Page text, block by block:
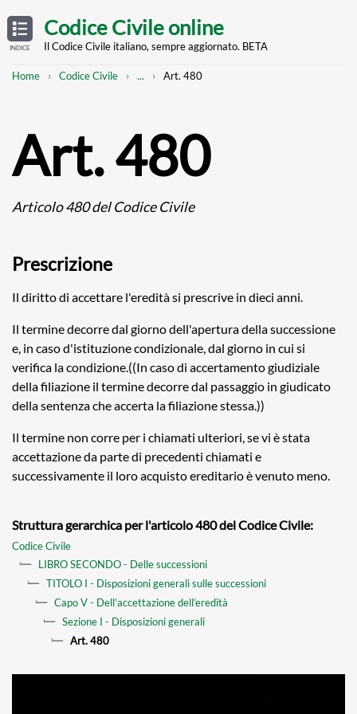
TABLE
OF
CONTENTS
INDICE
main
Codice Civile online
Il Codice Civile italiano, sempre aggiornato. BETA
Breadcrumb
Home Codice Civile
Mostra
... Art. 480
Art. 480
Articolo 480 del Codice Civile
Prescrizione
Il diritto di accettare l'eredità si prescrive in dieci anni.
Il termine decorre dal giorno dell'apertura della successione
e, in caso d'istituzione condizionale, dal giorno in cui si
verifica la condizione.((In caso di accertamento giudiziale
della filiazione il termine decorre dal passaggio in giudicato
della sentenza che accerta la filiazione stessa.))
Il termine non corre per i chiamati ulteriori, se vi è stata
accettazione da parte di precedenti chiamati e
successivamente il loro acquisto ereditario è venuto meno.
Struttura gerarchica per l'articolo 480 del Codice Civile:
Codice Civile
LIBRO SECONDO - Delle successioni
TITOLO I - Disposizioni generali sulle successioni
Capo V - Dell’accettazione dell’eredità
Sezione I - Disposizioni generali
Art. 480